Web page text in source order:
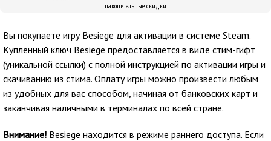
накопительные скидки
Вы покупаете игру Besiege для активации в системе Steam.
Купленный ключ Besiege предоставляется в виде стим-гифт
(уникальной ссылки) с полной инструкцией по активации игры и
скачиванию из стима. Оплату игры можно произвести любым
из удобных для вас способом, начиная от банковских карт и
заканчивая наличными в терминалах по всей стране.
Внимание! Besiege находится в режиме раннего доступа. Если